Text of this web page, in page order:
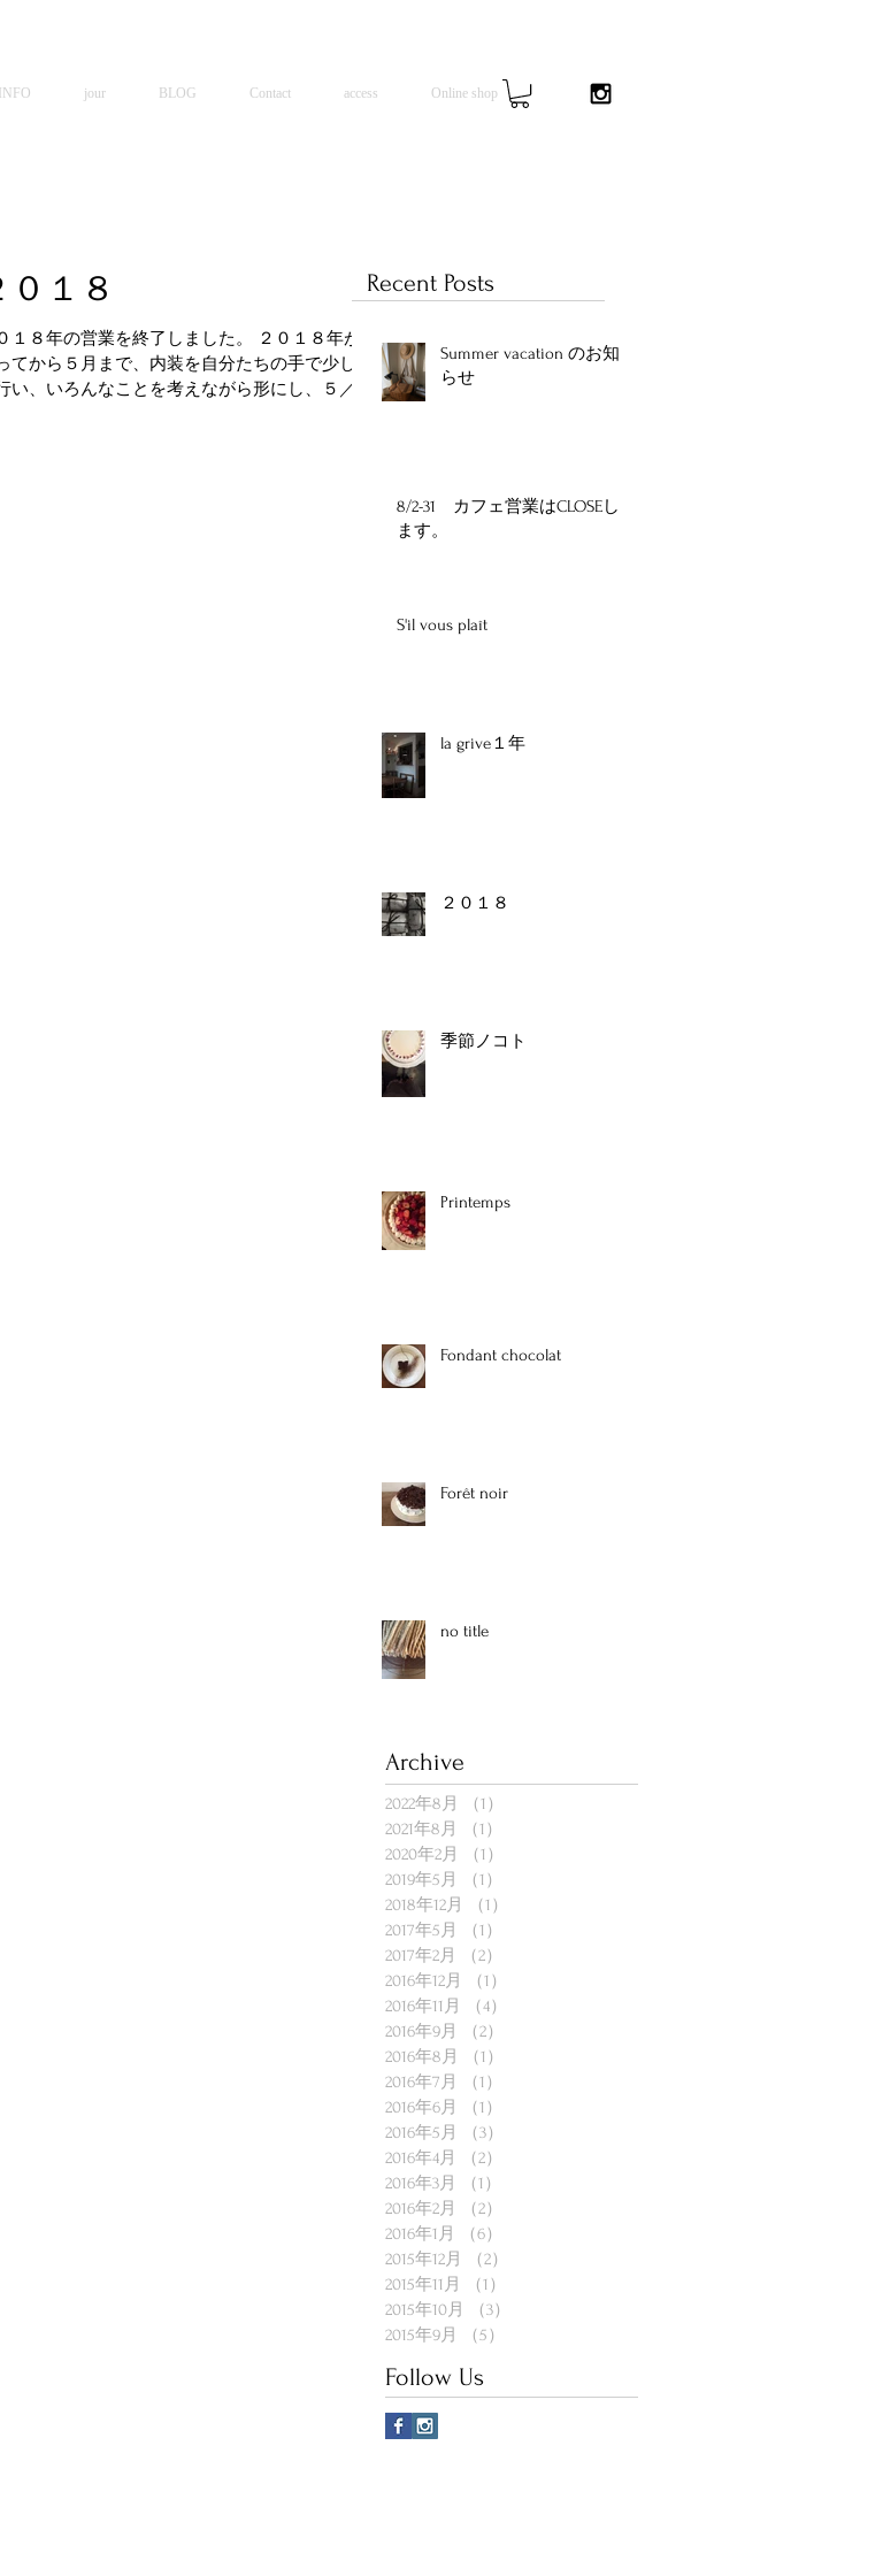
INFO jour BLOG Contact access Online shop
０１８
１８年の営業を終了しました。 ２０１８年が始
てから５月まで、内装を自分たちの手で少しず
い、いろんなことを考えながら形にし、５／１
Recent Posts
Summer vacation のお知
らせ
8/2-31 カフェ営業はCLOSEし
ます。
S'il vous plaît
la grive１年
２０１８
季節ノコト
Printemps
Fondant chocolat
Forêt noir
no title
Archive
2022年8月 （1）
2021年8月
（1）
2020年2月
（1）
2019年5月
（1）
2018年12月
（1）
2017年5月
（1）
2017年2月
（2）
2016年12月
（1）
2016年11月
（4）
2016年9月
（2）
2016年8月
（1）
2016年7月
（1）
2016年6月
（1）
2016年5月
（3）
2016年4月
（2）
2016年3月
（1）
2016年2月
（2）
2016年1月
（6）
2015年12月
（2）
2015年11月
（1）
2015年10月
（3）
2015年9月
（5）
Follow Us